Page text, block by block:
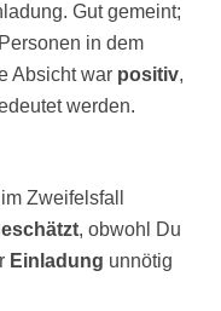
Gut gemeint;
in dem
Absicht war positiv,
werden.
Zweifelsfall
, obwohl Du
Einladung unnötig